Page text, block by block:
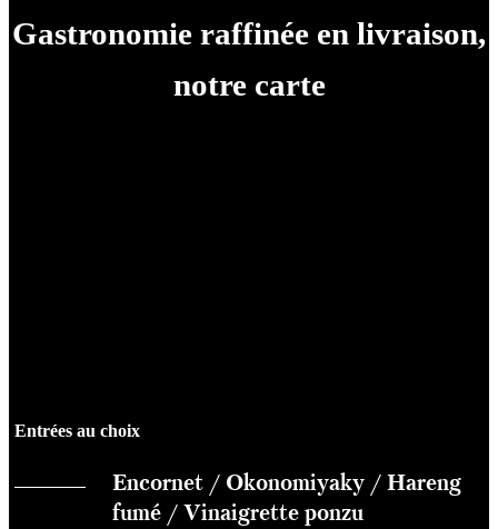
Gastronomie raffinée en livraison,
notre carte
Entrées au choix
Encornet / Okonomiyaky / Hareng
fumé / Vinaigrette ponzu